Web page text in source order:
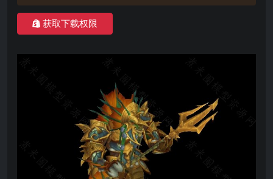
获取下载权限